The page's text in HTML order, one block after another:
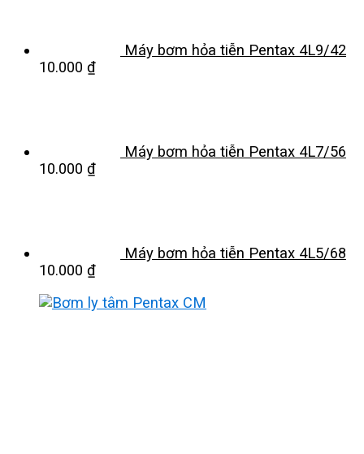
Máy bơm hỏa tiễn Pentax 4L9/42
10.000 ₫
Máy bơm hỏa tiễn Pentax 4L7/56
10.000 ₫
Máy bơm hỏa tiễn Pentax 4L5/68
10.000 ₫